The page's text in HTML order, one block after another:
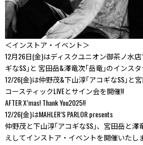
＜インストア・イベント＞
12月26日(金)はディスクユニオン御茶ノ水
ギなSS｣と 宮田岳&澤竜次｢岳竜｣のインス
12/26(金)は仲野茂&下山淳｢アコギなSS｣と
コースティックLIVEとサイン会を開催!!
AFTER X’mas! Thank You2025!!
12/26(金)はMAHLER’S PARLOR presents
仲野茂と下山淳｢アコギなSS｣、宮田岳と
えしてインストア・イベントを開催いたし